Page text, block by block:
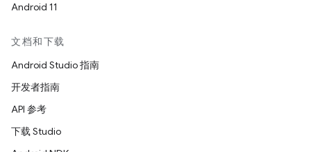
Android 11
文档和下载
Android Studio 指南
开发者指南
API 参考
下载 Studio